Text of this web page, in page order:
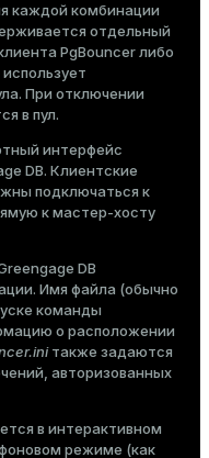
каждой комбинации
отдельный
PgBouncer либо
При отключении
в пул.
интерфейс
DB. Клиентские
подключаться к
к мастер-хосту
DB
Имя файла (обычно
команды
о расположении
также задаются
авторизованных
в интерактивном
режиме (как